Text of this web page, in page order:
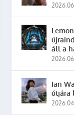
áll a
Ian
útjára